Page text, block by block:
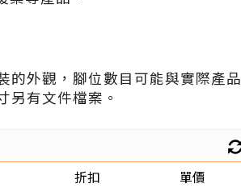
的外觀，腳位數目可能與實際產品
另有文件檔案。
折扣
單價